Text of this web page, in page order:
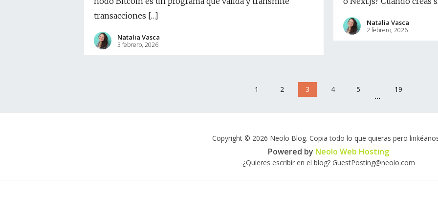
transacciones […]
Natalia Vasca
3 febrero, 2026
Natalia Vasca
2 febrero, 2026
1 2 3 4 5
…
19
Copyright © 2026 Neolo Blog. Copia todo lo que quieras pero
Powered by Neolo Web Hosting
¿Quieres escribir en el blog? GuestPosting@neolo.com